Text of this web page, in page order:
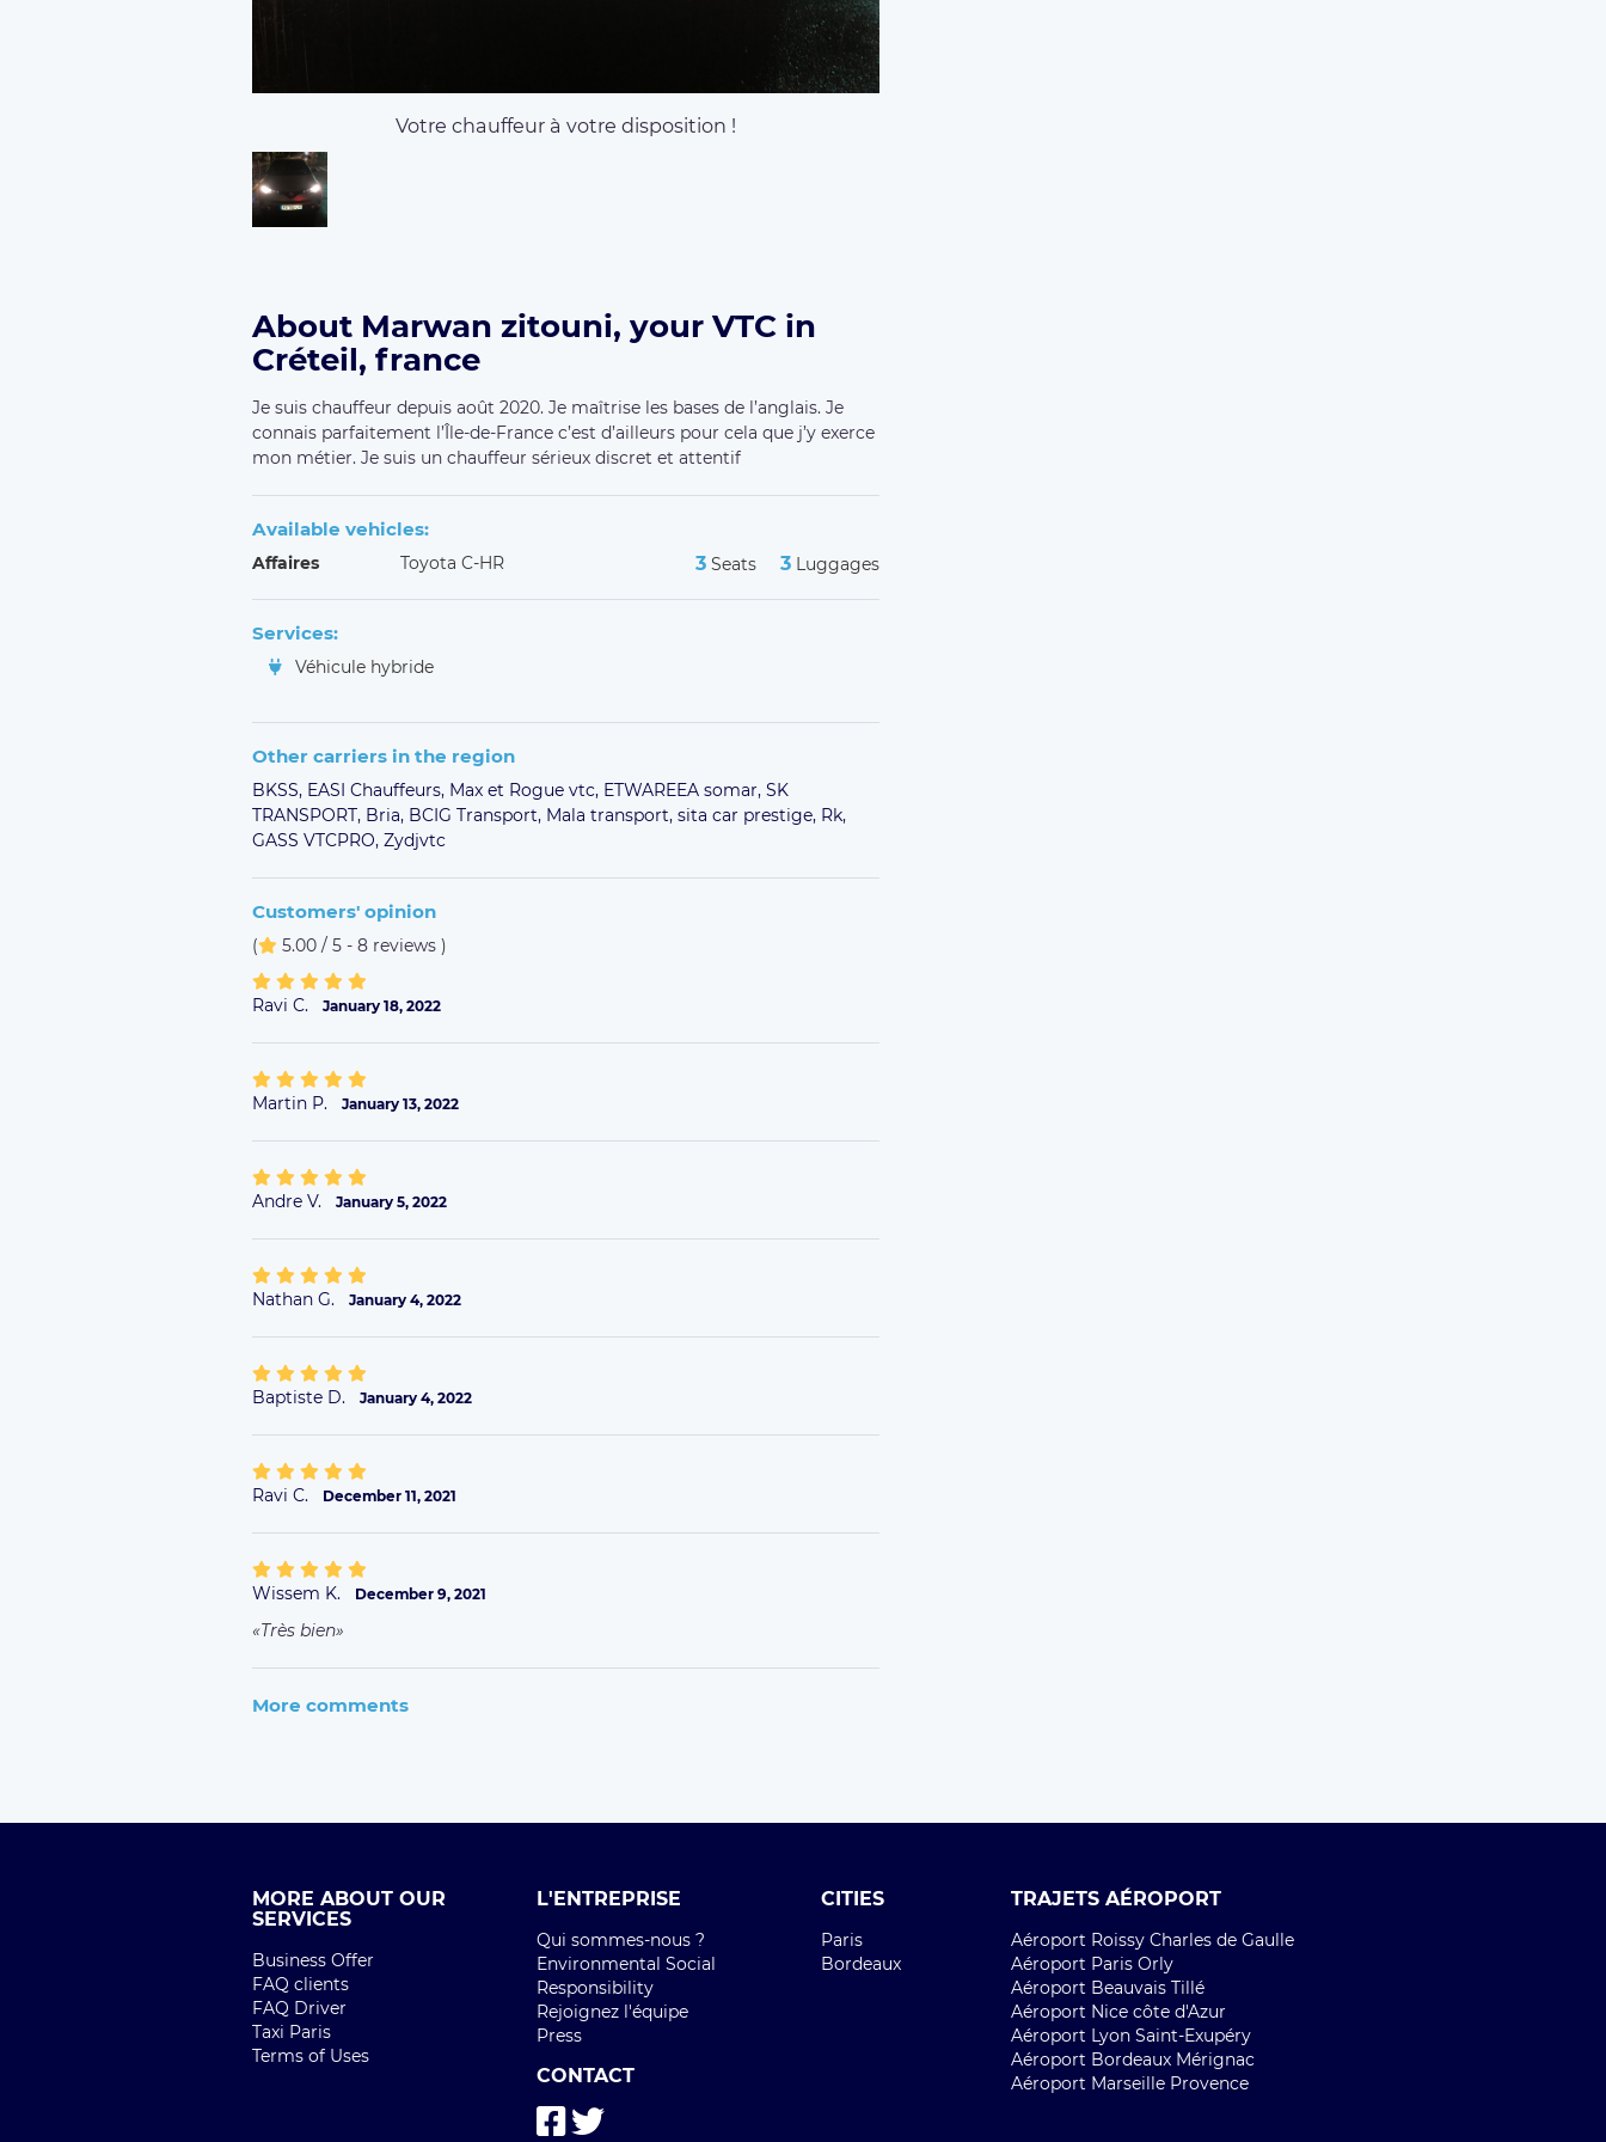
Votre chauffeur à votre disposition !
About Marwan zitouni, your VTC in
Créteil, france
Je suis chauffeur depuis août 2020. Je maîtrise les bases de l’anglais. Je
connais parfaitement l’Île-de-France c’est d’ailleurs pour cela que j’y exerce
mon métier. Je suis un chauffeur sérieux discret et attentif
Available vehicles:
Affaires Toyota C-HR 3 Seats 3 Luggages
Services:
Véhicule hybride
Other carriers in the region
BKSS, EASI Chauffeurs, Max et Rogue vtc, ETWAREEA somar, SK
TRANSPORT, Bria, BCIG Transport, Mala transport, sita car prestige, Rk,
GASS VTCPRO, Zydjvtc
Customers' opinion
( 5.00 / 5 - 8 reviews )
Ravi C. January 18, 2022
Martin P. January 13, 2022
Andre V. January 5, 2022
Nathan G. January 4, 2022
Baptiste D. January 4, 2022
Ravi C. December 11, 2021
Wissem K. December 9, 2021
Très bien
More comments
MORE ABOUT OUR
SERVICES
Business Offer
FAQ clients
FAQ Driver
Taxi Paris
Terms of Uses
L'ENTREPRISE
Qui sommes-nous ?
Environmental Social
Responsibility
Rejoignez l'équipe
Press
CONTACT
CITIES
Paris
Bordeaux
TRAJETS AÉROPORT
Aéroport Roissy Charles de Gaulle
Aéroport Paris Orly
Aéroport Beauvais Tillé
Aéroport Nice côte d'Azur
Aéroport Lyon Saint-Exupéry
Aéroport Bordeaux Mérignac
Aéroport Marseille Provence